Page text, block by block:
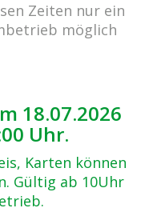
edit
Zeiten nur ein
möglich
18.07.2026
Uhr.
Karten können
Gültig ab 10Uhr